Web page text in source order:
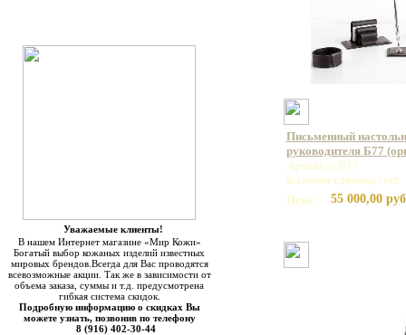
Уважаемые клиенты!
В нашем Интернет магазине «Мир Кожи»
Богатый выбор кожаных изделий известных
мировых брендов.Всегда для Вас проводятся
всевозможные акции. Так же в зависимости от
объема заказа, суммы и т.д. предусмотрена
гибкая система скидок.
Подробную информацию о скидках Вы
можете узнать, позвонив по телефону
8 (916) 402-30-44
Письменный
руководителя Б77
Артикул: Б77
Базовая единица: шт
Цена:
55 000,00